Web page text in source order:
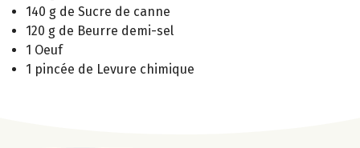
140 g de Sucre de canne
120 g de Beurre demi-sel
1 Oeuf
1 pincée de Levure chimique